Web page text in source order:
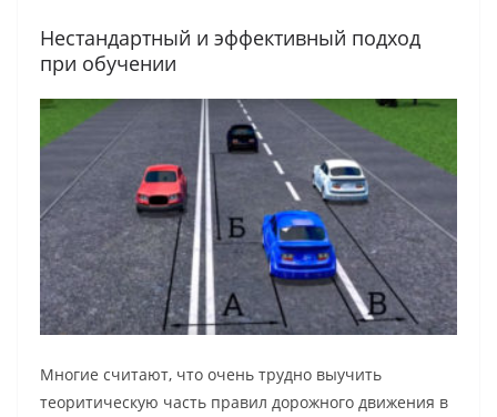
Нестандартный и эффективный подход
при обучении
Многие считают, что очень трудно выучить
теоритическую часть правил дорожного движения в